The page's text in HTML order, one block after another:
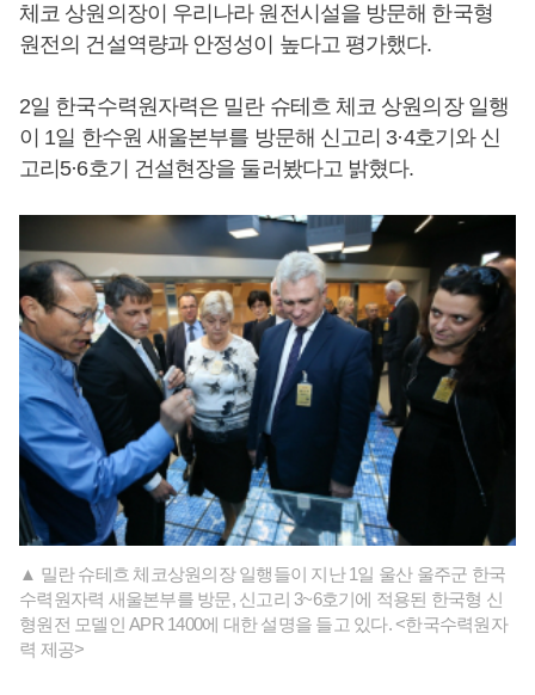
체코 상원의장이 우리나라 원전시설을 방문해 한국형
원전의 건설역량과 안정성이 높다고 평가했다.
2일 한국수력원자력은 밀란 슈테흐 체코 상원의장 일행
이 1일 한수원 새울본부를 방문해 신고리 3·4호기와 신
고리5·6호기 건설현장을 둘러봤다고 밝혔다.
▲ 밀란 슈테흐 체코상원의장 일행들이 지난 1일 울산 울주군 한국
수력원자력 새울본부를 방문, 신고리 3~6호기에 적용된 한국형 신
형원전 모델인 APR 1400에 대한 설명을 들고 있다. <한국수력원자
력 제공>